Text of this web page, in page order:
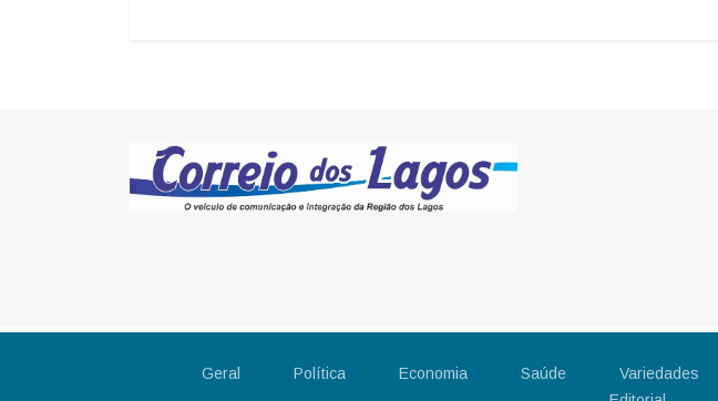
Geral Política Economia Saúde Variedades